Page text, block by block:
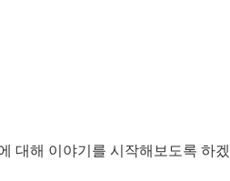
대해 이야기를 시작해보도록 하